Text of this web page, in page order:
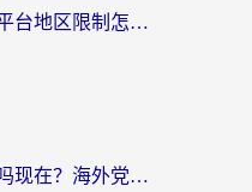
在美国用国家政务服务平台地区限制怎么办？海外华人必备的突破攻略（附追剧看片技巧）
在欧洲可以打卡拉彼丘吗现在？海外党国服游戏加速器终极避坑指南